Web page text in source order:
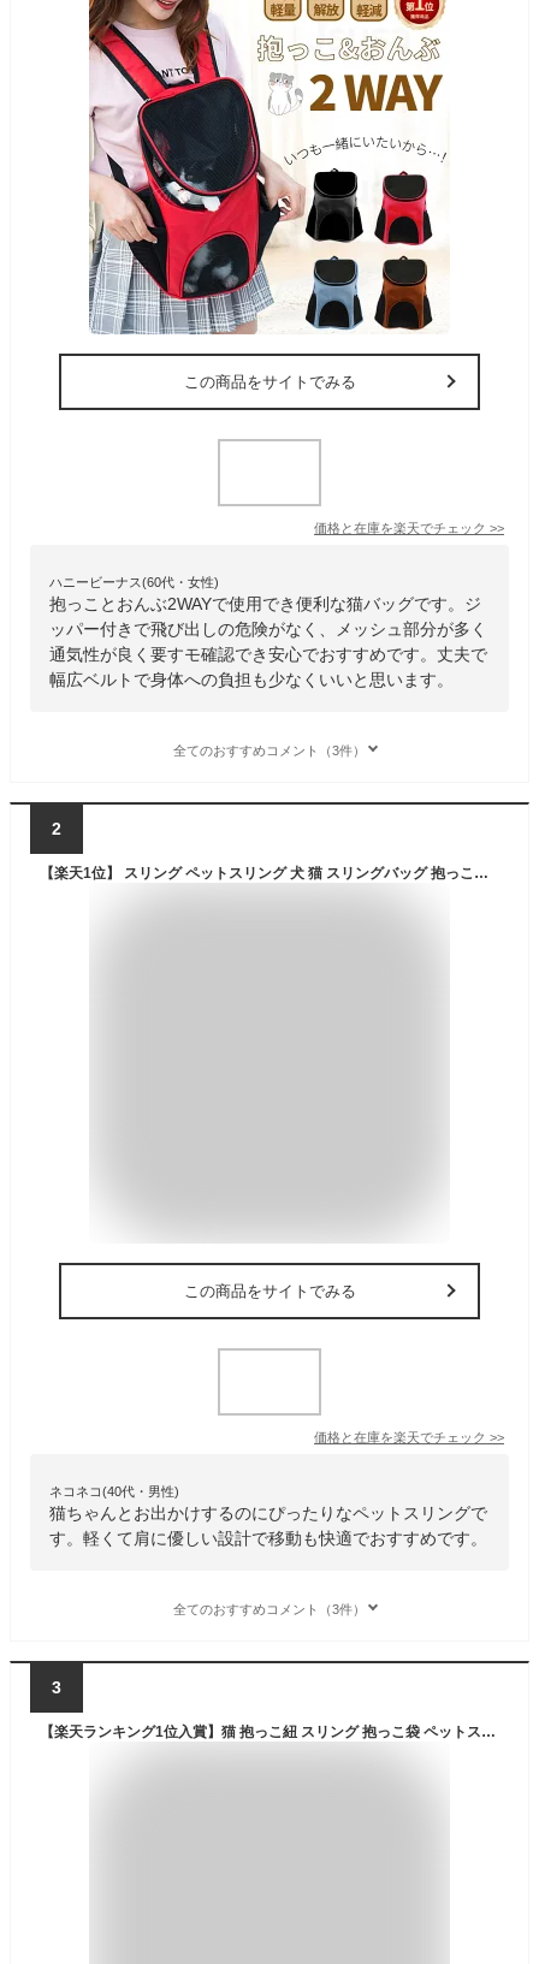
この商品をサイトでみる
価格と在庫を楽天でチェック >>
ハニービーナス(60代・女性)
抱っことおんぶ2WAYで使用でき便利な猫バッグです。ジ
ッパー付きで飛び出しの危険がなく、メッシュ部分が多く
通気性が良く要すモ確認でき安心でおすすめです。丈夫で
幅広ベルトで身体への負担も少なくいいと思います。
全てのおすすめコメント（3件）
2
【楽天1位】 スリング ペットスリング 犬 猫 スリングバッグ 抱っこひも 抱っこ紐 ペット キャリー 犬用 猫用 犬用スリング 猫用スリング ペットスリングバッグ ペット用スリング 犬のスリング 猫のスリング ドッグスリング キャットスリング 小型犬 お出掛け お散歩 無地
この商品をサイトでみる
価格と在庫を楽天でチェック >>
ネコネコ(40代・男性)
猫ちゃんとお出かけするのにぴったりなペットスリングで
す。軽くて肩に優しい設計で移動も快適でおすすめです。
全てのおすすめコメント（3件）
3
【楽天ランキング1位入賞】猫 抱っこ紐 スリング 抱っこ袋 ペットスリング 犬猫兼用 お出かけ用 キャリーバック 飛び出し防止 軽量 かわいい おしゃれ グレー (グレー)